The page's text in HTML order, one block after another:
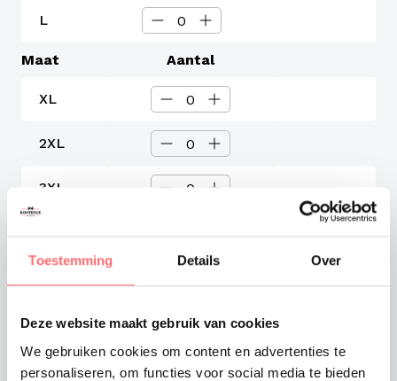
Toestemming Details Over
Deze website maakt gebruik van cookies
We gebruiken cookies om content en advertenties te
personaliseren, om functies voor social media te bieden
L
Maat Aantal
XL
2XL
3XL
3-4 werkdagen
€14,99